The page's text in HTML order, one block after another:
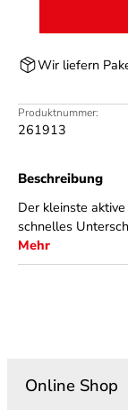
Wir liefern
Produktnummer:
261913
Beschreibung
Der kleinste
schnelles
Mehr
Online Shop